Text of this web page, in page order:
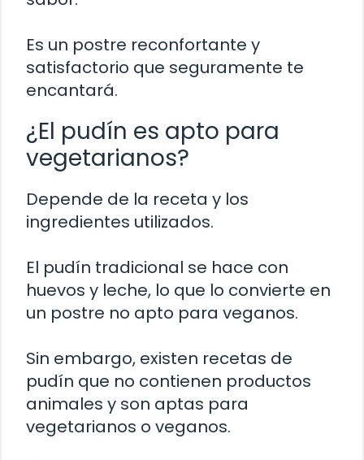
Es un postre reconfortante y
satisfactorio que seguramente te
encantará.
¿El pudín es apto para
vegetarianos?
Depende de la receta y los
ingredientes utilizados.
El pudín tradicional se hace con
huevos y leche, lo que lo convierte en
un postre no apto para veganos.
Sin embargo, existen recetas de
pudín que no contienen productos
animales y son aptas para
vegetarianos o veganos.